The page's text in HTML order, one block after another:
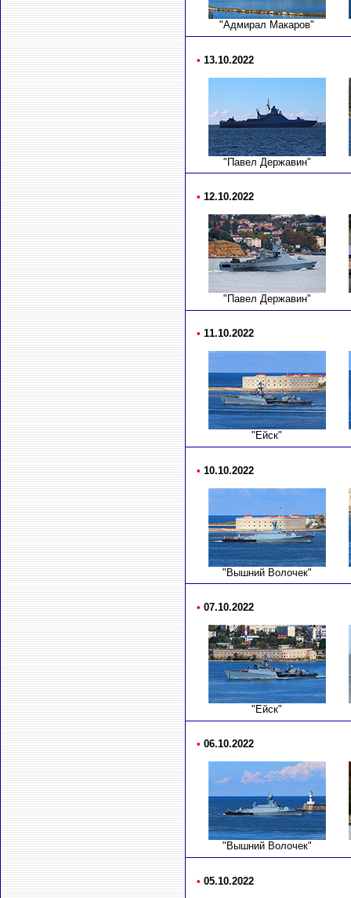
"Адмирал Макаров"
• 13.10.2022
"Павел Державин"
• 12.10.2022
"Павел Державин"
• 11.10.2022
"Ейск"
• 10.10.2022
"Вышний Волочек"
• 07.10.2022
"Ейск"
• 06.10.2022
"Вышний Волочек"
• 05.10.2022